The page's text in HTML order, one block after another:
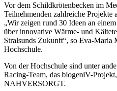
Vor dem Schildkrötenbecken im
Teilnehmenden zahlreiche Projekte
„Wir zeigen rund 30 Ideen an
über innovative Wärme- und
Stralsunds Zukunft“, so Eva-Maria
Hochschule.
Von der Hochschule sind unter
Racing-Team, das biogeniV-
NAHVERSORGT.